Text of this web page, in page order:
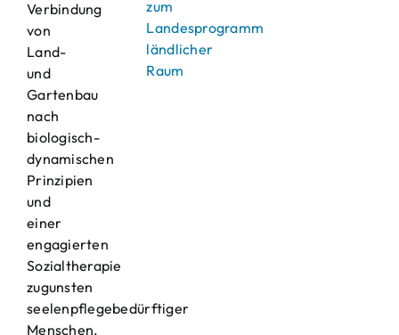
Verbindung
von
Land-
und
Gartenbau
nach
biologisch-
dynamischen
Prinzipien
und
einer
engagierten
Sozialtherapie
zugunsten
seelenpflegebedürftiger
Menschen.
zum
Landesprogramm
ländlicher
Raum